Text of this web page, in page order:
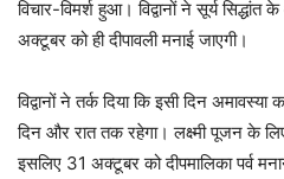
विचार-विमर्श हुआ। विद्वानों ने सूर्य
अक्टूबर को ही दीपावली मनाई जाएगी।
विद्वानों ने तर्क दिया कि इसी दिन
दिन और रात तक रहेगा। लक्ष्मी पूजन के
इसलिए 31 अक्टूबर को दीपमालिका पर्व